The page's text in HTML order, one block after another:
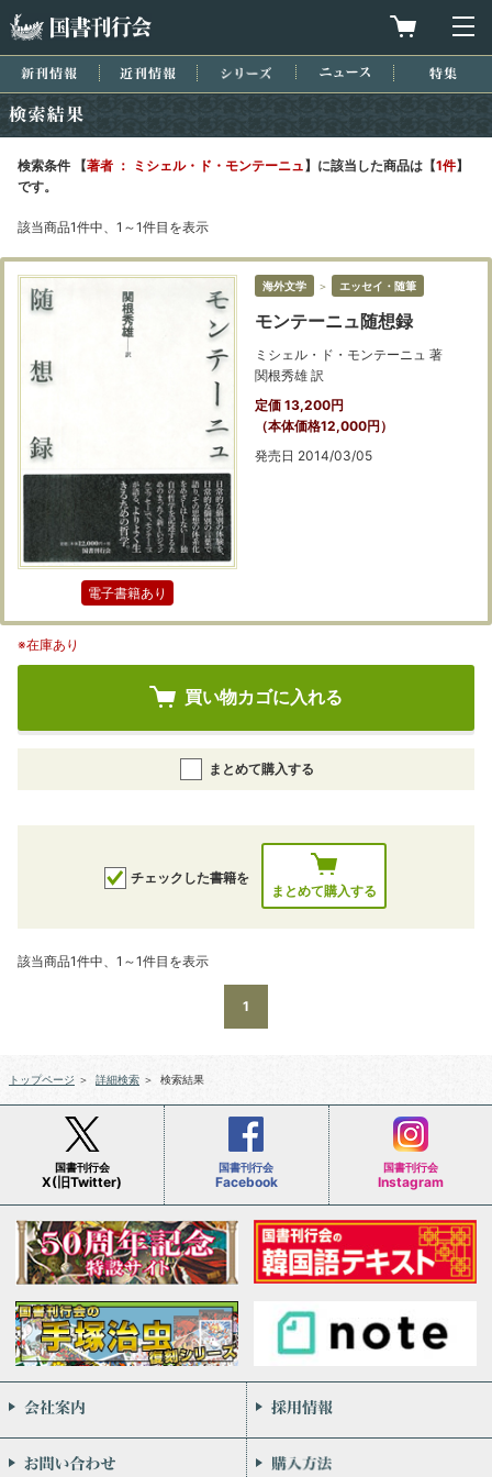
買物カゴを
新刊情報 近刊情報 シリーズ ニュース
検索条件 【著者 ： ミシェル・ド・モンテーニュ】に該当した商品は【1件】
です。
該当商品1件中、1～1件目を表示
電子書籍あり
海外文学 ＞ エッセイ・随筆
モンテーニュ随想録
ミシェル・ド・モンテーニュ 著
関根秀雄 訳
定価 13,200円
（本体価格12,000円）
発売日 2014/03/05
※在庫あり
買い物カゴに入れる
まとめて購入する
チェックした書籍を
まとめて購入する
該当商品1件中、1～1件目を表示
1
トップページ ＞ 詳細検索 ＞ 検索結果
国書刊行会
X(旧Twitter)
国書刊行会
Facebook
国書刊行会
Instagram
会社案内
お問い合わせ